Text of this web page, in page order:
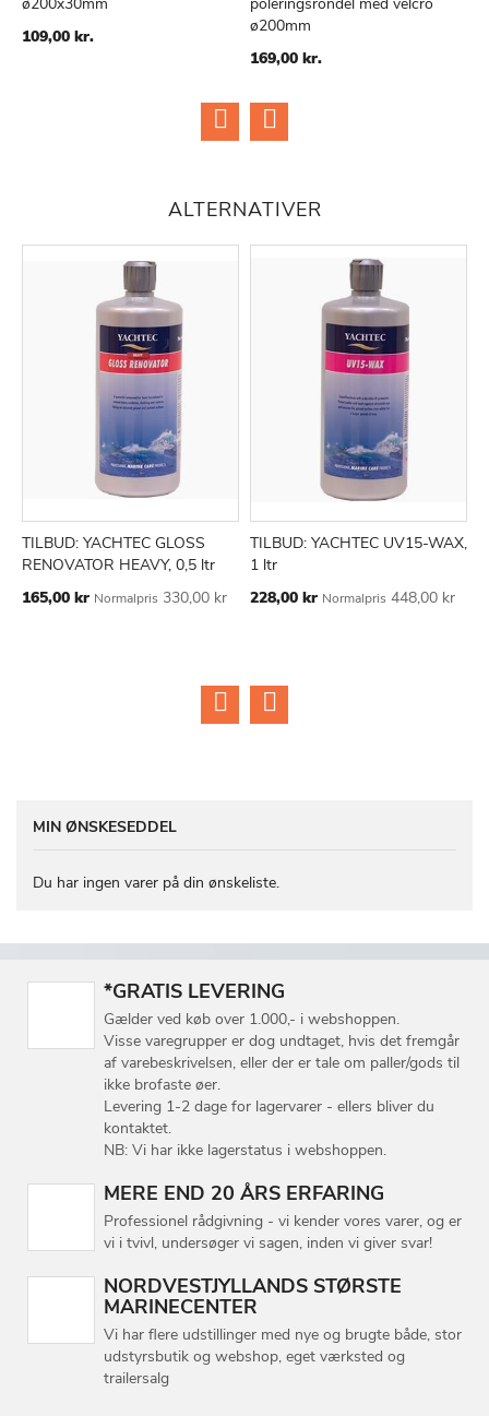
TILFØJ
TIL
ØNSKE
SAMMENLIGN
109,00 kr.
TILFØJ
TIL
ØNSKE
LISTE
SAMMENLIGN
ø200mm
169,00 kr.
ALTERNATIVER
Læg i kurv
TILFØJ
TIL
ØNSKE
SAMMENLIGN
TILBUD: YACHTEC GLOSS
RENOVATOR HEAVY, 0,5 ltr
Tilbudspris
165,00 kr Normalpris 330,00 kr
ØNSKE
TILBUD: YACHTEC UV15-WAX,
1 ltr
Tilbudspris
228,00 kr Normalpris 448,00 kr
MIN ØNSKESEDDEL
Du har ingen varer på din ønskeliste.
*GRATIS LEVERING
Gælder ved køb over 1.000,- i webshoppen.
Visse varegrupper er dog undtaget, hvis det fremgår
af varebeskrivelsen, eller der er tale om paller/gods til
ikke brofaste øer.
Levering 1-2 dage for lagervarer - ellers bliver du
kontaktet.
NB: Vi har ikke lagerstatus i webshoppen.
MERE END 20 ÅRS ERFARING
Professionel rådgivning - vi kender vores varer, og er
vi i tvivl, undersøger vi sagen, inden vi giver svar!
NORDVESTJYLLANDS STØRSTE
MARINECENTER
Vi har flere udstillinger med nye og brugte både, stor
udstyrsbutik og webshop, eget værksted og
trailersalg